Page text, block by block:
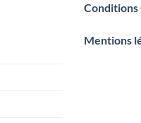
Conditions
Mentions